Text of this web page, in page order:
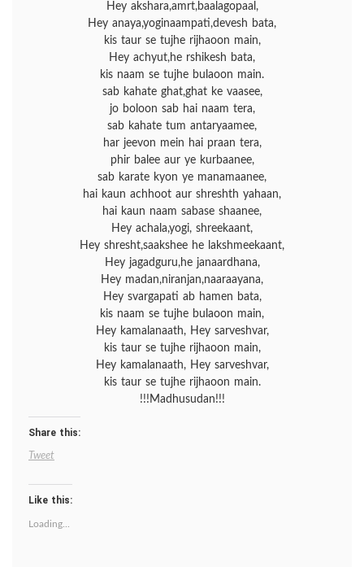
Hey akshara,amrt,baalagopaal,
Hey anaya,yoginaampati,devesh bata,
kis taur se tujhe rijhaoon main,
Hey achyut,he rshikesh bata,
kis naam se tujhe bulaoon main.
sab kahate ghat,ghat ke vaasee,
jo boloon sab hai naam tera,
sab kahate tum antaryaamee,
har jeevon mein hai praan tera,
phir balee aur ye kurbaanee,
sab karate kyon ye manamaanee,
hai kaun achhoot aur shreshth yahaan,
hai kaun naam sabase shaanee,
Hey achala,yogi, shreekaant,
Hey shresht,saakshee he lakshmeekaant,
Hey jagadguru,he janaardhana,
Hey madan,niranjan,naaraayana,
Hey svargapati ab hamen bata,
kis naam se tujhe bulaoon main,
Hey kamalanaath, Hey sarveshvar,
kis taur se tujhe rijhaoon main,
Hey kamalanaath, Hey sarveshvar,
kis taur se tujhe rijhaoon main.
!!!Madhusudan!!!
Share this:
Tweet
Like this:
Loading...